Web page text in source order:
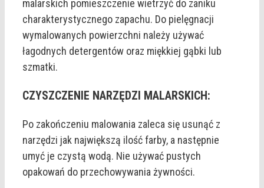
malarskich pomieszczenie wietrzyć do zaniku
charakterystycznego zapachu. Do pielęgnacji
wymalowanych powierzchni należy używać
łagodnych detergentów oraz miękkiej gąbki lub
szmatki.
CZYSZCZENIE NARZĘDZI MALARSKICH:
Po zakończeniu malowania zaleca się usunąć z
narzędzi jak największą ilość farby, a następnie
umyć je czystą wodą. Nie używać pustych
opakowań do przechowywania żywności.